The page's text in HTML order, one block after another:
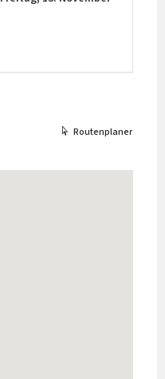
Routenplaner